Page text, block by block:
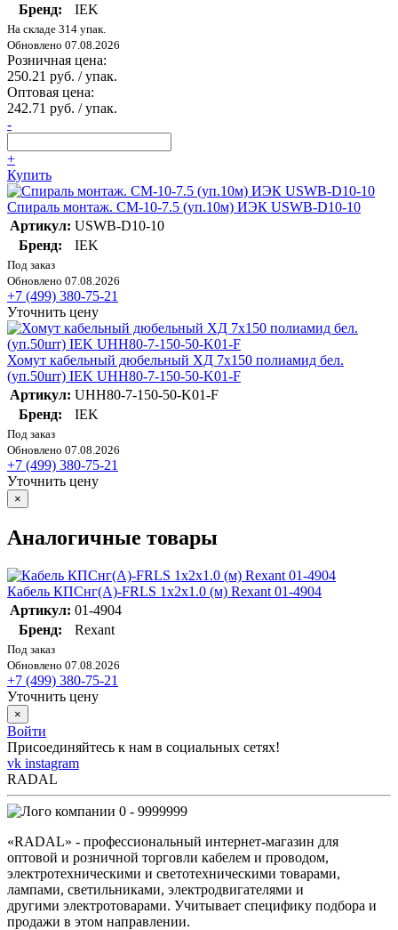
Бренд:
IEK
На складе 314 упак.
Обновлено 07.08.2026
Розничная цена:
250.21 руб. / упак.
Оптовая цена:
242.71 руб. / упак.
-
+
Купить
Спираль монтаж. СМ-10-7.5 (уп.10м) ИЭК USWB-D10-10
Артикул: USWB-D10-10
Бренд:
IEK
Под заказ
Обновлено 07.08.2026
+7 (499) 380-75-21
Уточнить цену
Хомут кабельный дюбельный ХД 7х150 полиамид бел.
(уп.50шт) IEK UHH80-7-150-50-K01-F
Артикул: UHH80-7-150-50-K01-F
Бренд:
IEK
Под заказ
Обновлено 07.08.2026
+7 (499) 380-75-21
Уточнить цену
×
Аналогичные товары
Кабель КПСнг(А)-FRLS 1х2х1.0 (м) Rexant 01-4904
Артикул: 01-4904
Бренд:
Rexant
Под заказ
Обновлено 07.08.2026
+7 (499) 380-75-21
Уточнить цену
×
Войти
Присоединяйтесь к нам в социальных сетях!
vk instagram
RADAL
0 - 9999999
«RADAL» - профессиональный интернет-магазин для
оптовой и розничной торговли кабелем и проводом,
электротехническими и светотехническими товарами,
лампами, светильниками, электродвигателями и
другими электротоварами. Учитывает специфику подбора и
продажи в этом направлении.